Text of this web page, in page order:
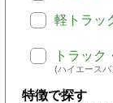
軽トラッ
トラック
(ハイエース
特徴で探す